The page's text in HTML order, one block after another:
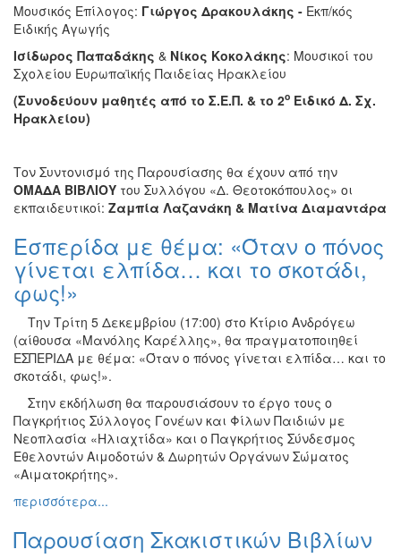
Μουσικός Επίλογος: Γιώργος Δρακουλάκης - Εκπ/κός
Ειδικής Αγωγής
Ισίδωρος Παπαδάκης & Νίκος Κοκολάκης: Μουσικοί του
Σχολείου Ευρωπαϊκής Παιδείας Ηρακλείου
(Συνοδεύουν μαθητές από το Σ.Ε.Π. & το 2ο Ειδικό Δ. Σχ.
Ηρακλείου)
Τον Συντονισμό της Παρουσίασης θα έχουν από την
ΟΜΑΔΑ ΒΙΒΛΙΟΥ του Συλλόγου «Δ. Θεοτοκόπουλος» οι
εκπαιδευτικοί: Ζαμπία Λαζανάκη & Ματίνα Διαμαντάρα
Εσπερίδα με θέμα: «Όταν ο πόνος
γίνεται ελπίδα… και το σκοτάδι,
φως!»
Tην Τρίτη 5 Δεκεμβρίου (17:00) στο Κτίριο Ανδρόγεω
(αίθουσα «Μανόλης Καρέλλης», θα πραγματοποιηθεί
ΕΣΠΕΡΙΔΑ με θέμα: «Όταν ο πόνος γίνεται ελπίδα… και το
σκοτάδι, φως!».
Στην εκδήλωση θα παρουσιάσουν το έργο τους ο
Παγκρήτιος Σύλλογος Γονέων και Φίλων Παιδιών με
Νεοπλασία «Ηλιαχτίδα» και ο Παγκρήτιος Σύνδεσμος
Εθελοντών Αιμοδοτών & Δωρητών Οργάνων Σώματος
«Αιματοκρήτης».
περισσότερα...
Παρουσίαση Σκακιστικών Βιβλίων